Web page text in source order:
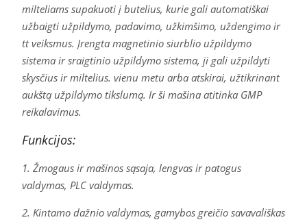
milteliams supakuoti į butelius, kurie gali automatiškai
užbaigti užpildymo, padavimo, užkimšimo, uždengimo ir
tt veiksmus. Įrengta magnetinio siurblio užpildymo
sistema ir sraigtinio užpildymo sistema, ji gali užpildyti
skysčius ir miltelius. vienu metu arba atskirai, užtikrinant
aukštą užpildymo tikslumą. Ir ši mašina atitinka GMP
reikalavimus.
Funkcijos:
1. Žmogaus ir mašinos sąsaja, lengvas ir patogus
valdymas, PLC valdymas.
2. Kintamo dažnio valdymas, gamybos greičio savavališkas